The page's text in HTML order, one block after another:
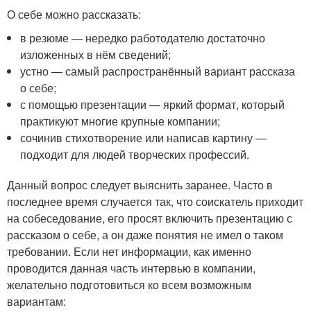
О себе можно рассказать:
в резюме — нередко работодателю достаточно
изложенных в нём сведений;
устно — самый распространённый вариант рассказа
о себе;
с помощью презентации — яркий формат, который
практикуют многие крупные компании;
сочинив стихотворение или написав картину —
подходит для людей творческих профессий.
Данный вопрос следует выяснить заранее. Часто в
последнее время случается так, что соискатель приходит
на собеседование, его просят включить презентацию с
рассказом о себе, а он даже понятия не имел о таком
требовании. Если нет информации, как именно
проводится данная часть интервью в компании,
желательно подготовиться ко всем возможным
вариантам: